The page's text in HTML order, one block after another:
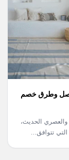
وطرق خصم
والعصري الحديث،
تتوافق...